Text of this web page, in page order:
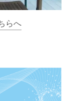
らへ